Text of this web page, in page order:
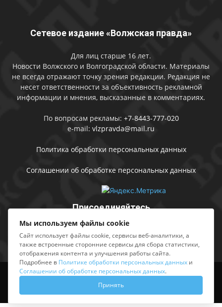
Сетевое издание «Волжская правда»
Для лиц старше 16 лет.
Новости Волжского и Волгоградской области. Материалы
не всегда отражают точку зрения редакции. Редакция не
несет ответственности за объективность рекламной
информации и мнения, высказанные в комментариях.
По вопросам рекламы: +7-8443-777-020
e-mail: vlzpravda@mail.ru
Политика обработки персональных данных
Соглашении об обработке персональных данных
Присоединяйтесь
Выходные данные Sing in
© АМУ «Редакция газеты «Волжская правда», 2012-2026
Мы используем файлы cookie
Сайт использует файлы cookie, сервисы веб-аналитики, а
также встроенные сторонние сервисы для сбора статистики,
отображения контента и улучшения работы сайта.
Подробнее в Политике обработки персональных данных и
Соглашении об обработке персональных данных.
Принять